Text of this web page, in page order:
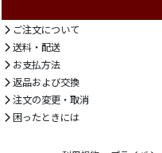
ご注文について
送料・配送
お支払方法
返品および交換
注文の変更・取消
困ったときには